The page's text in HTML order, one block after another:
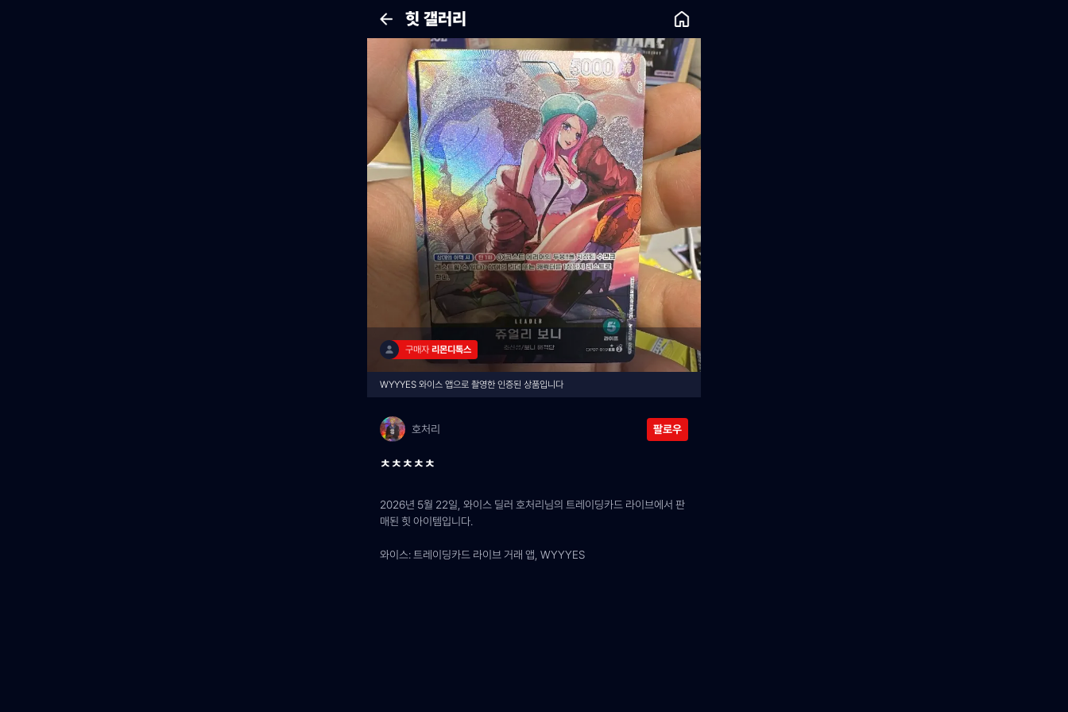
힛 갤러리
구매자 리몬디톡스
WYYYES 와이스 앱으로 촬영한 인증된 상품입니다
호처리 팔로우
ㅊㅊㅊㅊㅊ
2026년 5월 22일, 와이스 딜러 호처리님의 트레이딩카드 라이브에서 판
매된 힛 아이템입니다.
와이스: 트레이딩카드 라이브 거래 앱, WYYYES